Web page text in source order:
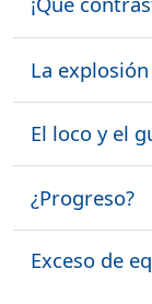
La
El loco y el
¿Progreso?
Exceso de